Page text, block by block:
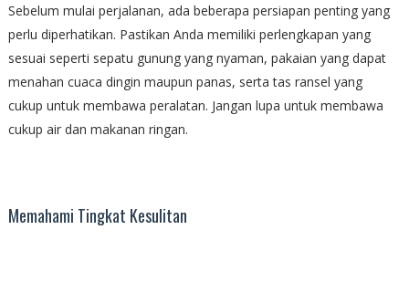
Sebelum mulai perjalanan, ada beberapa persiapan penting yang
perlu diperhatikan. Pastikan Anda memiliki perlengkapan yang
sesuai seperti sepatu gunung yang nyaman, pakaian yang dapat
menahan cuaca dingin maupun panas, serta tas ransel yang
cukup untuk membawa peralatan. Jangan lupa untuk membawa
cukup air dan makanan ringan.
Memahami Tingkat Kesulitan